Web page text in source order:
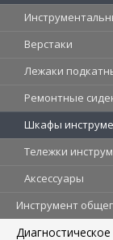
Верстаки
Лежаки
Ремонтные
Шкафы
Тележки
Аксессуары
Инструмент